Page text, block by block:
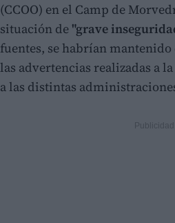
(CCOO) en el Camp de
situación de "grave
fuentes, se habrían mantenido
las advertencias realizadas a
a las distintas